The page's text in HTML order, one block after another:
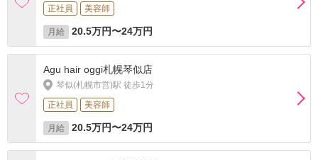
正社員
美容師
月給 20.5万円〜24万円
Agu hair oggi札幌琴似店
琴似(札幌市営)駅 徒歩1分
正社員
美容師
月給 20.5万円〜24万円